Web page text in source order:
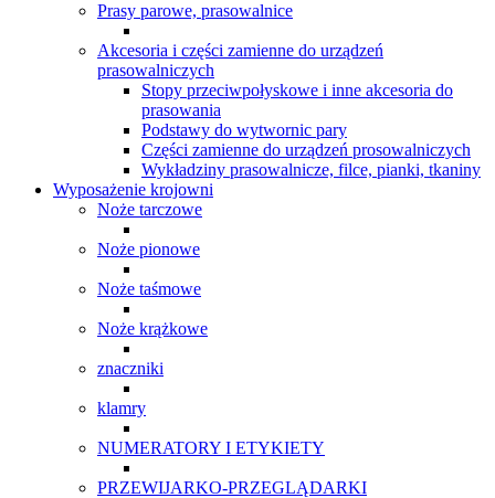
Prasy parowe, prasowalnice
Akcesoria i części zamienne do urządzeń
prasowalniczych
Stopy przeciwpołyskowe i inne akcesoria do
prasowania
Podstawy do wytwornic pary
Części zamienne do urządzeń prosowalniczych
Wykładziny prasowalnicze, filce, pianki, tkaniny
Wyposażenie krojowni
Noże tarczowe
Noże pionowe
Noże taśmowe
Noże krążkowe
znaczniki
klamry
NUMERATORY I ETYKIETY
PRZEWIJARKO-PRZEGLĄDARKI